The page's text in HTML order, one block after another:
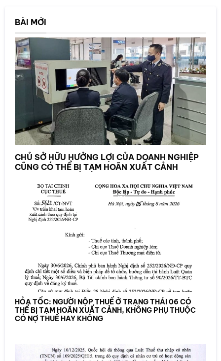
BÀI MỚI
CHỦ SỞ HỮU HƯỞNG LỢI CỦA DOANH NGHIỆP
CŨNG CÓ THỂ BỊ TẠM HOÃN XUẤT CẢNH
HỎA TỐC: NGƯỜI NỘP THUẾ Ở TRẠNG THÁI 06 CÓ
THỂ BỊ TẠM HOÃN XUẤT CẢNH, KHÔNG PHỤ THUỘC
CÓ NỢ THUẾ HAY KHÔNG